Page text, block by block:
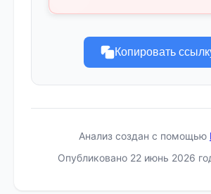
Копировать
Анализ создан с помощью
Опубликовано 22 июнь 2026